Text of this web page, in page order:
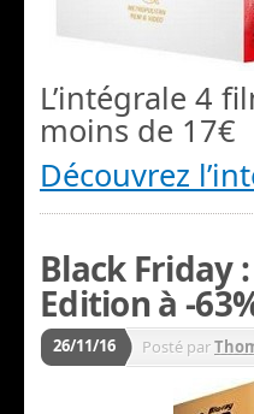
L’intégrale 4
moins de 17€
Découvrez
Black Friday
Edition à -
26/11/16 Posté par